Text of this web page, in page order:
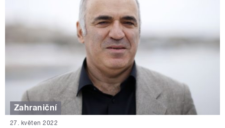
Zahraniční
27. květen 2022